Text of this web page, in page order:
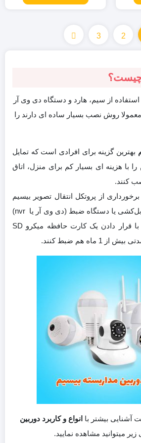
2
3
چیست؟
استفاده از سیم، هارد و دستگاه دی وی آر
معمولا روش نصب بسیار ساده ای دارند را
بهترین گزینه برای افرادی است که تمایل
را با هزینه ای بسیار کم برای منزل، اتاق
کنند.
از پروتکل انتقال تصویر بیسیم
به هیچ وجه نیازی به کابل‌کشی یا دستگاه ضبط (دی وی آر یا nvr)
ندارند و تنها می‌توانند با قرار دادن یک کارت حافظه میکرو SD
ماه هم ضبط کنند.
بیشتر با انواع و کاربرد دوربین
میتوانید مشاهده نمایید.